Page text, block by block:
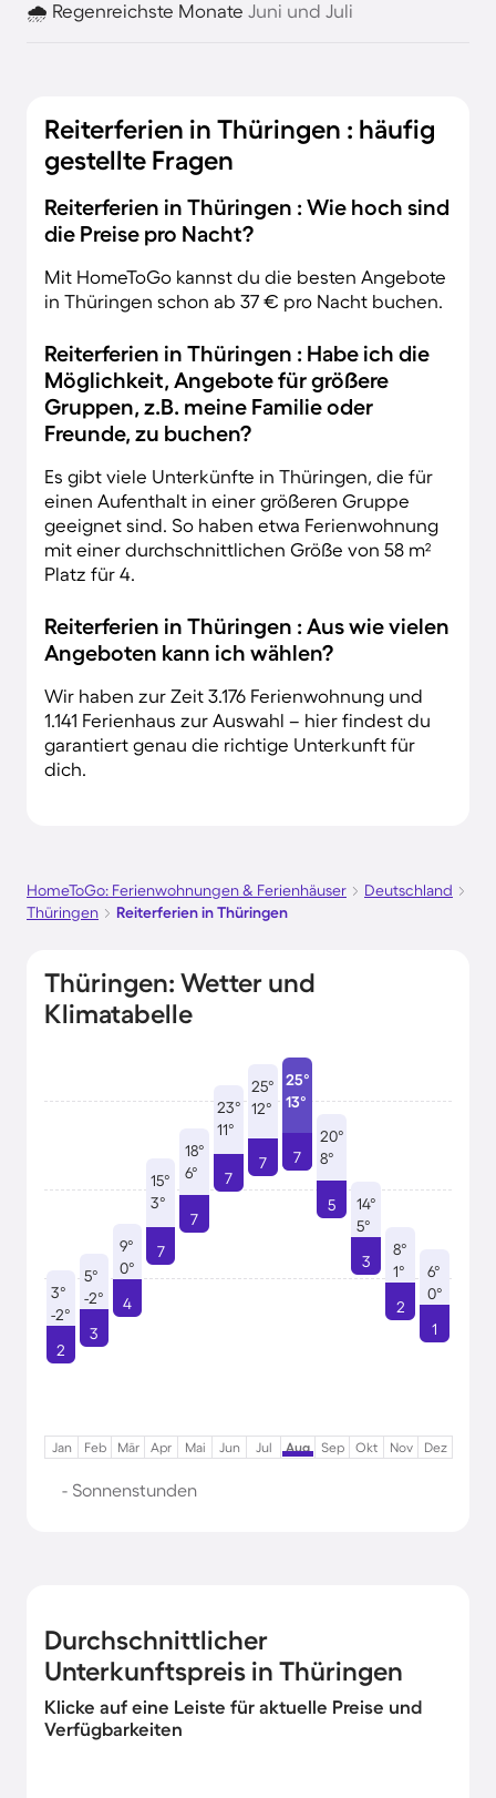
🌧️ Regenreichste Monate Juni und Juli
Reiterferien in Thüringen : häufig
gestellte Fragen
Reiterferien in Thüringen : Wie hoch sind
die Preise pro Nacht?
Mit HomeToGo kannst du die besten Angebote
in Thüringen schon ab 37 € pro Nacht buchen.
Reiterferien in Thüringen : Habe ich die
Möglichkeit, Angebote für größere
Gruppen, z.B. meine Familie oder
Freunde, zu buchen?
Es gibt viele Unterkünfte in Thüringen, die für
einen Aufenthalt in einer größeren Gruppe
geeignet sind. So haben etwa Ferienwohnung
mit einer durchschnittlichen Größe von 58 m²
Platz für 4.
Reiterferien in Thüringen : Aus wie vielen
Angeboten kann ich wählen?
Wir haben zur Zeit 3.176 Ferienwohnung und
1.141 Ferienhaus zur Auswahl – hier findest du
garantiert genau die richtige Unterkunft für
dich.
HomeToGo: Ferienwohnungen & Ferienhäuser
Deutschland
Thüringen
Reiterferien in Thüringen
Thüringen: Wetter und
Klimatabelle
3°
-2°
2
5°
-2°
3
9°
0°
4
15°
3°
7
18°
6°
7
23°
11°
7
25°
12°
7
25°
13°
7
20°
8°
5
14°
5°
3
8°
1°
2
6°
0°
1
Jan Feb Mär Apr Mai Jun Jul Aug Sep Okt Nov Dez
- Sonnenstunden
Durchschnittlicher
Unterkunftspreis in Thüringen
Klicke auf eine Leiste für aktuelle Preise und
Verfügbarkeiten